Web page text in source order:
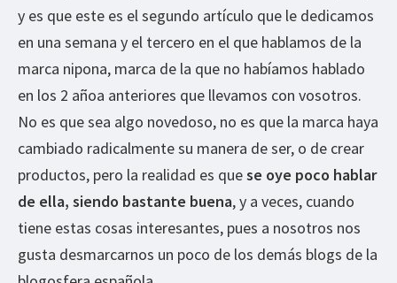
y es que este es el segundo artículo que le dedicamos
en una semana y el tercero en el que hablamos de la
marca nipona, marca de la que no habíamos hablado
en los 2 añoa anteriores que llevamos con vosotros.
No es que sea algo novedoso, no es que la marca haya
cambiado radicalmente su manera de ser, o de crear
productos, pero la realidad es quese oye poco hablar
de ella, siendo bastante buena, y a veces, cuando
tiene estas cosas interesantes, pues a nosotros nos
gusta desmarcarnos un poco de los demás blogs de la